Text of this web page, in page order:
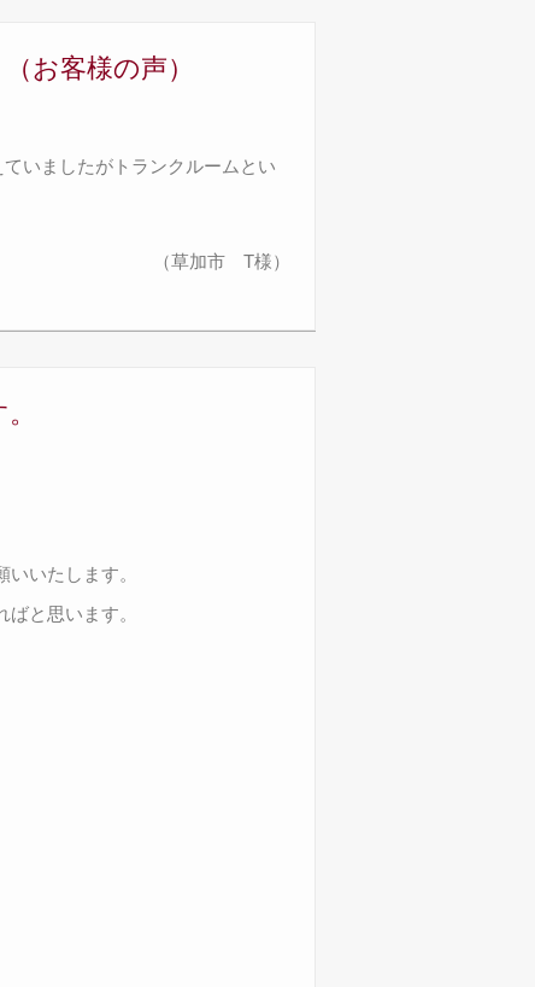
お客様の声）
いましたがトランクルームとい
（草加市 T様）
いたします。
と思います。